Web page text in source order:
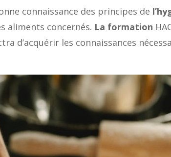
connaissance des principes de
aliments concernés. La formation
d’acquérir les connaissances